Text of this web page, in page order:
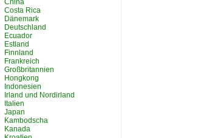
China
Costa Rica
Dänemark
Deutschland
Ecuador
Estland
Finnland
Frankreich
Großbritannien
Hongkong
Indonesien
Irland und Nordirland
Italien
Japan
Kambodscha
Kanada